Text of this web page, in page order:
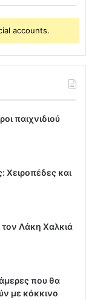
accounts.
παιχνιδιού
Χειροπέδες και
Λάκη Χαλκιά
που θα
με κόκκινο